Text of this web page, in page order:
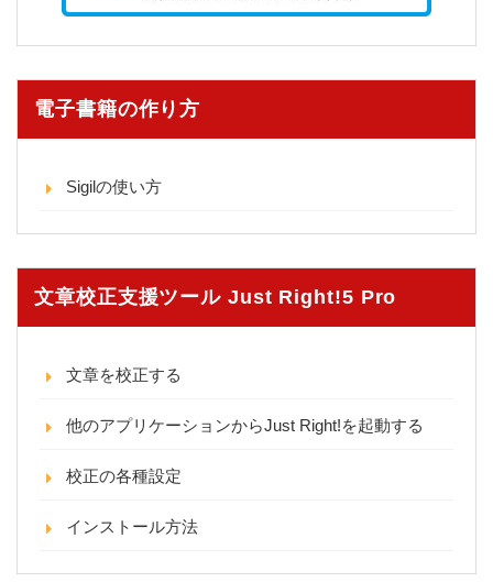
電子書籍の作り方
Sigilの使い方
文章校正支援ツール Just Right!5 Pro
文章を校正する
他のアプリケーションからJust Right!を起動する
校正の各種設定
インストール方法